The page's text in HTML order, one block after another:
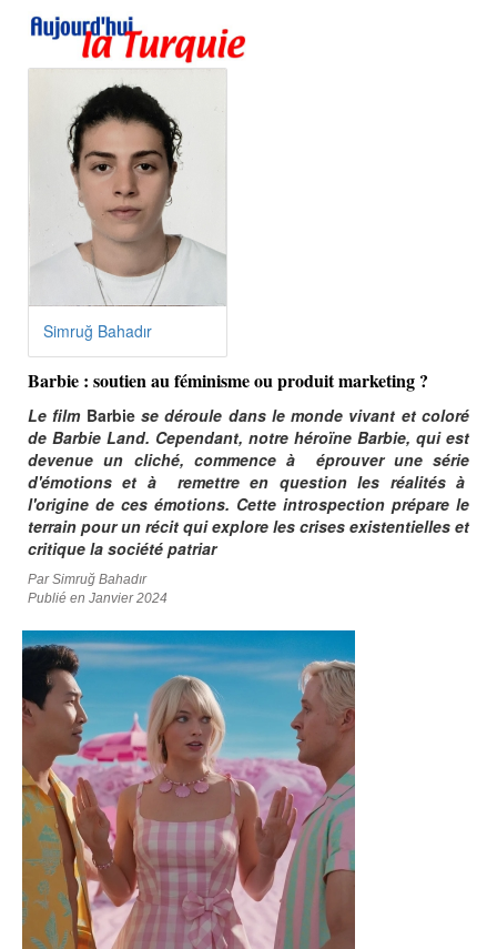
Simruğ Bahadır
Barbie : soutien au féminisme ou produit marketing ?
Le film Barbiese déroule dans le monde vivant et coloré
de Barbie Land. Cependant, notre héroïne Barbie, qui est
devenue un cliché, commence à éprouver une série
d'émotions et à remettre en question les réalités à
l'origine de ces émotions. Cette introspection prépare le
terrain pour un récit qui explore les crises existentielles et
critique la société patriar
Par Simruğ Bahadır
Publié en Janvier 2024